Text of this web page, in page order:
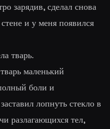
зарядив, сделал снова
и у меня появился
тварь.
маленький
боли и
лопнуть стекло в
разлагающихся тел,